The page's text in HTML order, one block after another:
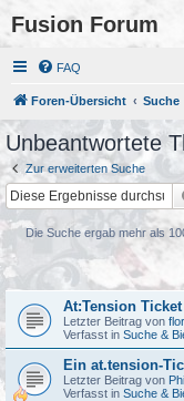
Fusion Forum
FAQ
Foren-Übersicht Suche
Unbeantwortete
Zur erweiterten Suche
Die Suche ergab mehr als
At:Tension
Letzter Beitrag von
Verfasst in Suche &
Ein at.tension-
Letzter Beitrag von
Verfasst in Suche &